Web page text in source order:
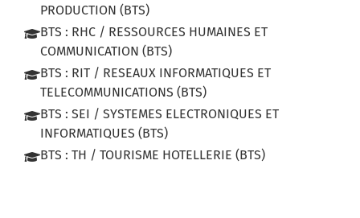
PRODUCTION (BTS)
BTS : RHC / RESSOURCES HUMAINES ET
COMMUNICATION (BTS)
BTS : RIT / RESEAUX INFORMATIQUES ET
TELECOMMUNICATIONS (BTS)
BTS : SEI / SYSTEMES ELECTRONIQUES ET
INFORMATIQUES (BTS)
BTS : TH / TOURISME HOTELLERIE (BTS)